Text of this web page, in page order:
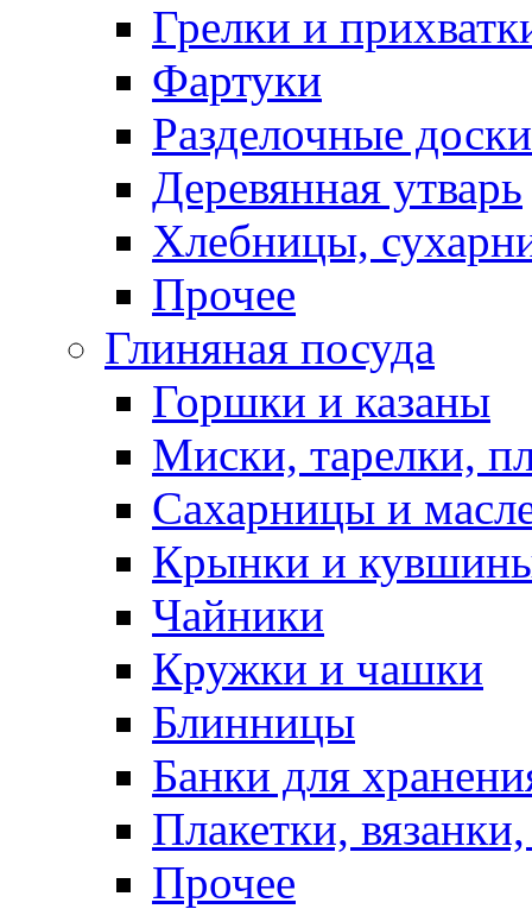
Грелки и
Фартуки
Разделочные доски
Деревянная утварь
Хлебницы,
Прочее
Глиняная посуда
Горшки и казаны
Миски, тарелки,
Сахарницы и
Крынки и
Чайники
Кружки и чашки
Блинницы
Банки для
Плакетки,
Прочее